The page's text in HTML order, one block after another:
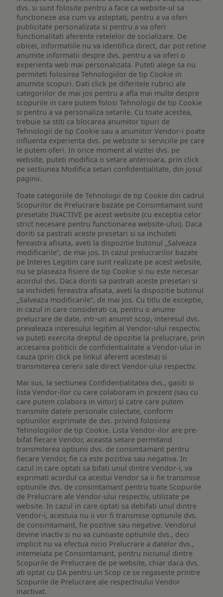
dvs. si sunt folosite pentru a face ca website-ul sa
functioneze asa cum va asteptati, pentru a va oferi
publicitate personalizata si pentru a va oferi
functionalitati aferente retelelor de socializare. De
obicei, informatiile nu va identifica direct, dar pot retine
anumite informatii despre dvs. pentru a va oferi o
experienta web mai personalizata. Puteti alege sa nu
permiteti folosirea Tehnologiilor de tip Cookie in
anumite scopuri. Dati click pe diferitele rubrici ale
categoriilor de mai jos pentru a afla mai multe despre
scopurile in care putem folosi Tehnologii de tip Cookie
si pentru a va personaliza setarile. Cu toate acestea,
trebuie sa stiti ca blocarea anumitor tipuri de
Tehnologii de tip Cookie sau a anumitor Vendor-i poate
influenta experienta dvs. pe website si serviciile pe care
le putem oferi. In orice moment al vizitei dvs. pe
website, puteti modifica o setare anterioara, prin click
pe sectiunea Modifica setari confidentialitate, din josul
paginii.
Toate categoriile de Tehnologii de tip Cookie din cadrul
Scopurilor de Prelucrare bazate pe Consimtamant sunt
presetate INACTIVE pe acest website (cu exceptia celor
strict necesare pentru functionarea website-ului). Daca
doriti sa pastrati aceste presetari si sa inchideti
fereastra afisata, aveti la dispozitie butonul „Salveaza
modificarile”, de mai jos. In cazul prelucrarilor bazate
pe Interes Legitim care sunt realizate pe acest website,
nu se plaseaza fisiere de tip Cookie si nu este necesar
acordul dvs. Daca doriti sa pastrati aceste presetari si
sa inchideti fereastra afisata, aveti la dispozitie butonul
„Salveaza modificarile”, de mai jos. Cu titlu de exceptie,
in cazul in care considerati ca, pentru o anume
prelucrare de date, intr-un anumit scop, interesul dvs.
prevaleaza interesului legitim al Vendor-ului respectiv,
va puteti exercita dreptul de opozitie la prelucrare, prin
accesarea politicii de confidentialitate a Vendor-ului in
cauza (prin click pe linkul aferent acesteia) si
transmiterea cererii sale direct Vendor-ului respectiv.
Mai sus, la sectiunea Confidențialitatea dvs., gasiti si
lista Vendor-ilor cu care colaboram in prezent (sau cu
care putem colabora in viitor) si catre care putem
transmite datele personale colectate, conform
optiunilor exprimate de dvs. privind folosirea
Tehnologiilor de tip Cookie. Lista Vendor-ilor are pre-
bifat fiecare Vendor, aceasta setare permitand
transmiterea optiunii dvs. de consimtamant pentru
fiecare Vendor, fie ca este pozitiva sau negativa. In
cazul in care optati sa bifati unul dintre Vendor-i, va
exprimati acordul ca acestui Vendor sa ii fie transmise
optiunile dvs. de consimtamant pentru toate Scopurile
de Prelucrare ale Vendor-ului respectiv, utilizate pe
website. In cazul in care optati sa debifati unul dintre
Vendor-i, acestuia nu ii vor fi transmise optiunile dvs.
de consimtamant, fie pozitive sau negative. Vendorul
devine inactiv si nu va cunoaste optiunile dvs., deci
implicit nu va efectua nicio Prelucrare a datelor dvs.,
intemeiata pe Consimtamant, pentru niciunul dintre
Scopurile de Prelucrare de pe website, chiar daca dvs.
ati optat cu DA pentru un Scop ce se regaseste printre
Scopurile de Prelucrare ale respectivului Vendor
inactivat.